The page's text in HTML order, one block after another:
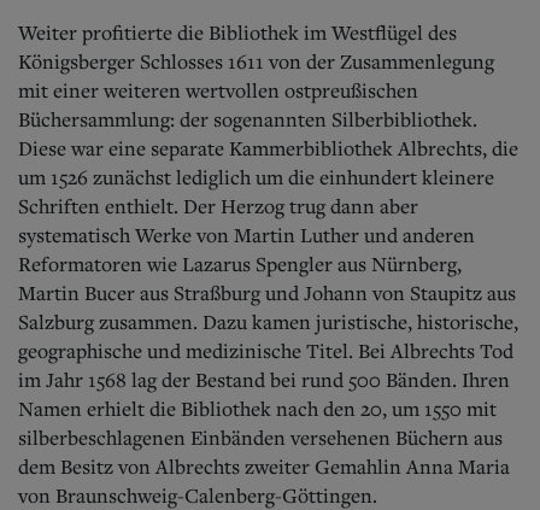
Weiter profitierte die Bibliothek im Westflügel des
Königsberger Schlosses 1611 von der Zusammenlegung
mit einer weiteren wertvollen ostpreußischen
Büchersammlung: der sogenannten Silberbibliothek.
Diese war eine separate Kammerbibliothek Albrechts, die
um 1526 zunächst lediglich um die einhundert kleinere
Schriften enthielt. Der Herzog trug dann aber
systematisch Werke von Martin Luther und anderen
Reformatoren wie Lazarus Spengler aus Nürnberg,
Martin Bucer aus Straßburg und Johann von Staupitz aus
Salzburg zusammen. Dazu kamen juristische, historische,
geographische und medizinische Titel. Bei Albrechts Tod
im Jahr 1568 lag der Bestand bei rund 500 Bänden. Ihren
Namen erhielt die Bibliothek nach den 20, um 1550 mit
silberbeschlagenen Einbänden versehenen Büchern aus
dem Besitz von Albrechts zweiter Gemahlin Anna Maria
von Braunschweig-Calenberg-Göttingen.